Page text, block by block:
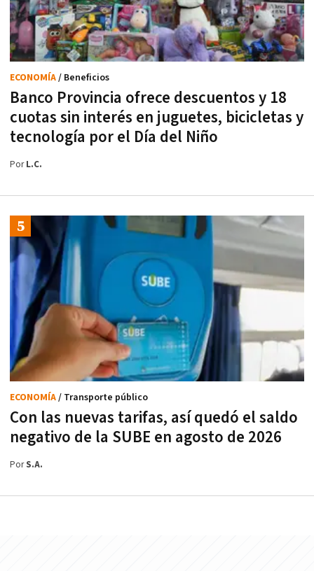
Banco Provincia ofrece descuentos y 18
cuotas sin interés en juguetes, bicicletas y
tecnología por el Día del Niño
ECONOMÍA/ Beneficios
PorL.C.
Con las nuevas tarifas, así quedó el saldo
negativo de la SUBE en agosto de 2026
ECONOMÍA/ Transporte público
PorS.A.